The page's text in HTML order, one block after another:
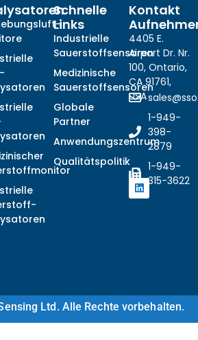
Schnelle
Links
Industrielle
Sauerstoffsensoren
Medizinische
Sauerstoffsensoren
Globale
Partner
Anwendungszentrum
Qualitätspolitik
Kontakt
4405 E.
Airport Dr. Nr.
100, Ontario,
CA 91761,
USA
1-949-
398-
2879
1-949-
315-3622
Ltd. Alle Rechte vorbehalten.
Japanese
Korean
Turkish
Italian
Arabic